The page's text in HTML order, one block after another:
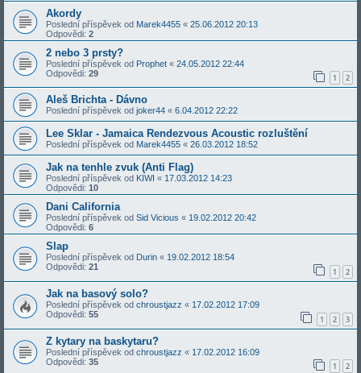
Akordy
Poslední příspěvek od Marek4455 « 25.06.2012 20:13
Odpovědi: 2
2 nebo 3 prsty?
Poslední příspěvek od Prophet « 24.05.2012 22:44
Odpovědi: 29 1 2
Aleš Brichta - Dávno
Poslední příspěvek od joker44 « 6.04.2012 22:22
Lee Sklar - Jamaica Rendezvous Acoustic rozluštění
Poslední příspěvek od Marek4455 « 26.03.2012 18:52
Jak na tenhle zvuk (Anti Flag)
Poslední příspěvek od KIWI « 17.03.2012 14:23
Odpovědi: 10
Dani California
Poslední příspěvek od Sid Vicious « 19.02.2012 20:42
Odpovědi: 6
Slap
Poslední příspěvek od Durin « 19.02.2012 18:54
Odpovědi: 21 1 2
Jak na basový solo?
Poslední příspěvek od chroustjazz « 17.02.2012 17:09
Odpovědi: 55 1 2 3
Z kytary na baskytaru?
Poslední příspěvek od chroustjazz « 17.02.2012 16:09
Odpovědi: 35 1 2